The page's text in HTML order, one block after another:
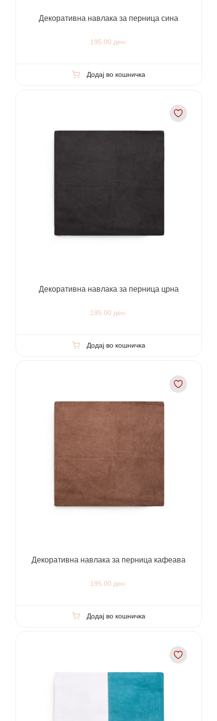
Декоративна навлака за перница сина
195.00 ден.
Додај во кошничка
Декоративна навлака за перница црна
195.00 ден.
Додај во кошничка
Декоративна навлака за перница кафеава
195.00 ден.
Додај во кошничка